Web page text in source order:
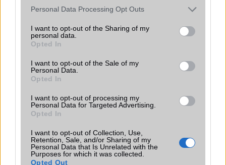
Please note that this website/app uses one or more Google
not limited to your visit or usage behaviour. You may click to
grant or deny consent to Google and its third-party tags to
use your data for below specified purposes in below Google
consent section.
Personal Data Processing Opt Outs
I want to opt-out of the Sharing of my
personal data.
Opted In
I want to opt-out of the Sale of my
Personal Data.
Opted In
I want to opt-out of processing my
Personal Data for Targeted Advertising.
Opted In
I want to opt-out of Collection, Use,
Retention, Sale, and/or Sharing of my
Personal Data that Is Unrelated with the
Purposes for which it was collected.
Opted Out
KAPCSOLÓDÓ HÍREK
HTC 8X teszt: lehet belõle nagy durranás?
A Microsoft az Android ellen
Teszt: Nokia Lumia 920, a nehézsúlyú bajnok
Elõrendelhetõ a Nokia Lumia 1520 phablet, számos
ajándék jár hozzá
Piacon a Nokia Lumia 525